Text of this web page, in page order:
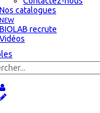
Nos catalogues
NEW
BIOLAB recrute
Vidéos